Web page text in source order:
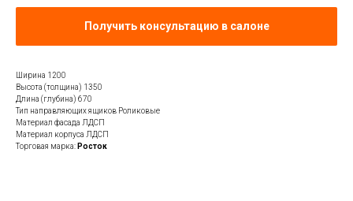
Получить консультацию в салоне
Ширина 1200
Высота (толщина) 1350
Длина (глубина) 670
Тип направляющих ящиков Роликовые
Материал фасада ЛДСП
Материал корпуса ЛДСП
Торговая марка: Росток